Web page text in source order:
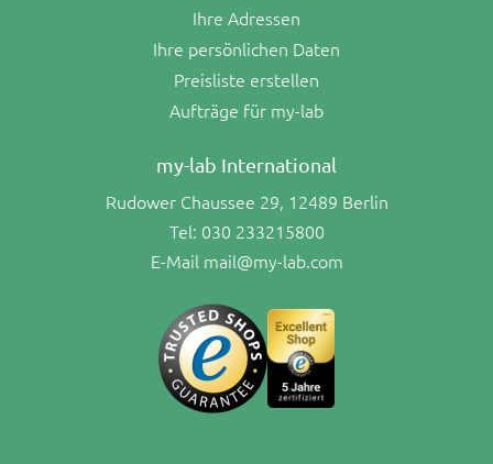
Ihre Adressen
Ihre persönlichen Daten
Preisliste erstellen
Aufträge für my-lab
my-lab International
Rudower Chaussee 29, 12489 Berlin
Tel: 030 233215800
E-Mail mail@my-lab.com